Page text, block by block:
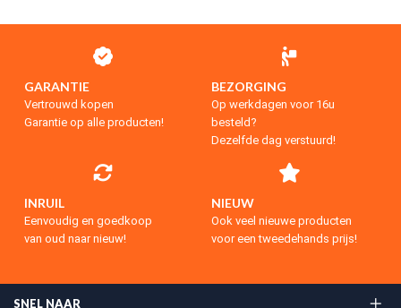
GARANTIE
Vertrouwd kopen
Garantie op alle producten!
BEZORGING
Op werkdagen voor 16u
besteld?
Dezelfde dag verstuurd!
INRUIL
Eenvoudig en goedkoop
van oud naar nieuw!
NIEUW
Ook veel nieuwe producten
voor een tweedehands prijs!
SNEL NAAR